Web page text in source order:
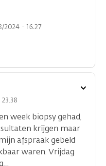
2024 - 16:27
week biopsy gehad,
krijgen maar
afspraak gebeld
waren. Vrijdag
Toon